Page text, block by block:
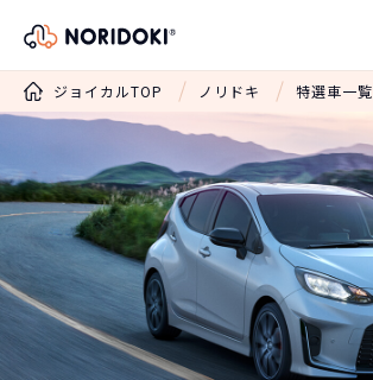
ジョイカルTOP ノリドキ 特選車一覧